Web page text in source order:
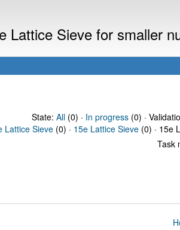
Lattice Sieve for smaller
State: All(0) · In progress(0) ·
Lattice Sieve (0) · 15e Lattice Sieve (0) · 15e
Task